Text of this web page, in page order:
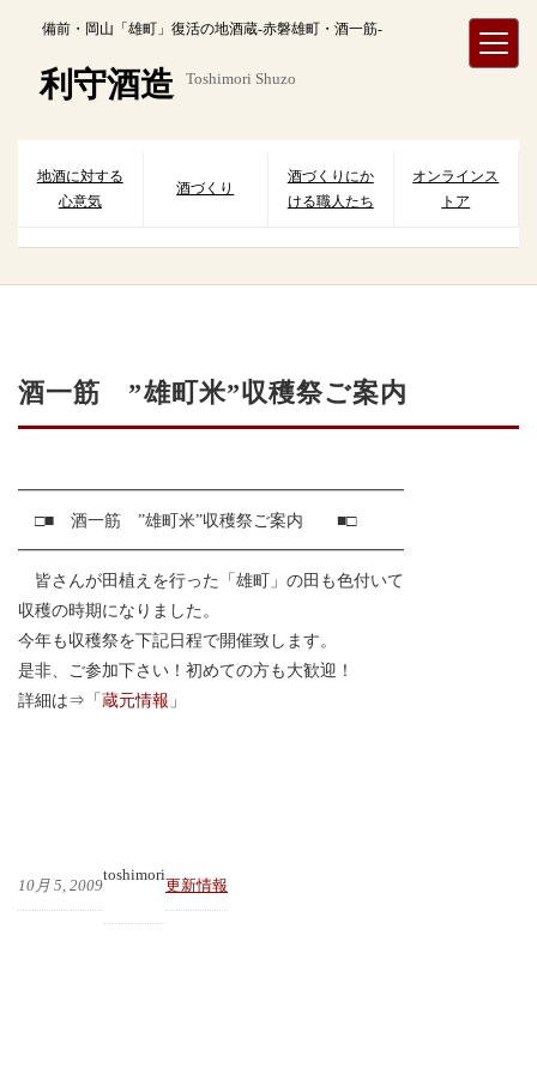
備前・岡山「雄町」復活の地酒蔵-赤磐雄町・酒一筋-
利守酒造 Toshimori Shuzo
地酒に対する
心意気
酒づくり
酒づくりにか
ける職人たち
オンラインス
トア
酒一筋 ”雄町米”収穫祭ご案内
━━━━━━━━━━━━━━━━━━━━━━━
□■ 酒一筋 ”雄町米”収穫祭ご案内 ■□
━━━━━━━━━━━━━━━━━━━━━━━
皆さんが田植えを行った「雄町」の田も色付いて
収穫の時期になりました。
今年も収穫祭を下記日程で開催致します。
是非、ご参加下さい！初めての方も大歓迎！
詳細は⇒「蔵元情報 」
10月 5, 2009
toshimori
更新情報